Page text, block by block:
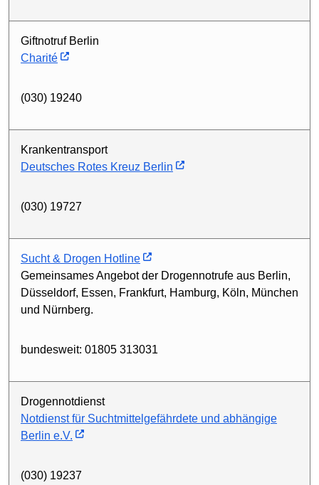
Giftnotruf Berlin
Charité
(030) 19240
Krankentransport
Deutsches Rotes Kreuz Berlin
(030) 19727
Sucht & Drogen Hotline
Gemeinsames Angebot der Drogennotrufe aus Berlin,
Düsseldorf, Essen, Frankfurt, Hamburg, Köln, München
und Nürnberg.
bundesweit: 01805 313031
Drogennotdienst
Notdienst für Suchtmittelgefährdete und abhängige
Berlin e.V.
(030) 19237